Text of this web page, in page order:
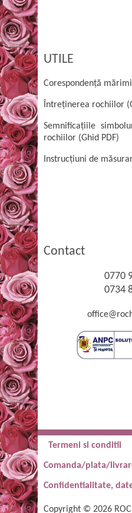
UTILE
Corespondență
Întreținerea rochiilor
Semnificațiile
rochiilor (Ghid PDF)
Instrucțiuni de
Contact
0770
0734
Termeni si conditii
Comanda/plata/
Confidentialitate,
Copyright © 2026